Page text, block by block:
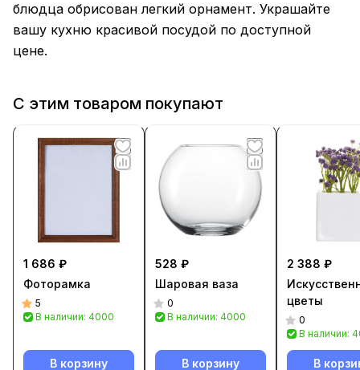
блюдца обрисован легкий орнамент. Украшайте
вашу кухню красивой посудой по доступной
цене.
С этим товаром покупают
1 686 ₽
Фоторамка
5
В наличии: 4000
В корзину
528 ₽
Шаровая ваза
0
В наличии: 4000
В корзину
2 388 ₽
цветы
0
В наличии:
В